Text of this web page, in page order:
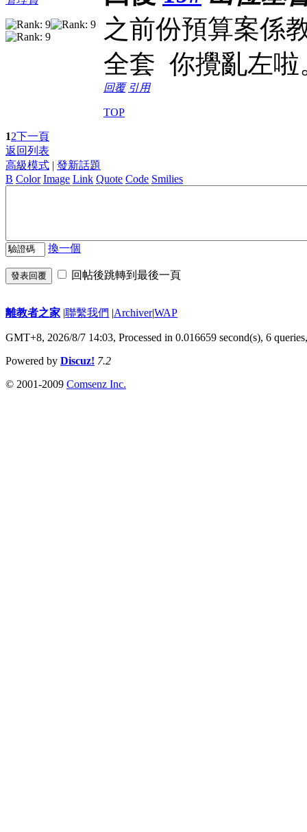
之前份預算案係
全套 你攪亂左啦
回覆 引用
TOP
12下一頁
返回列表
高級模式 | 發新話題
B Color Image Link Quote Code Smilies
換一個
發表回覆 回帖後跳轉到最後一頁
離教者之家 |聯繫我們 |Archiver|WAP
GMT+8, 2026/8/7 14:03, Processed in 0.016659 second(s), 6
Powered by Discuz! 7.2
© 2001-2009 Comsenz Inc.